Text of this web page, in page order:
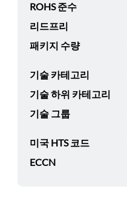
ROHS 준수
리드프리
패키지 수량
기술 카테고리
기술 하위 카테고리
기술 그룹
미국 HTS 코드
ECCN